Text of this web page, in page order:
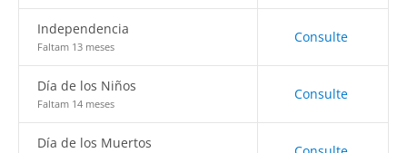
Independencia
Faltam 13 meses
Consulte
Día de los Niños
Faltam 14 meses
Consulte
Día de los Muertos